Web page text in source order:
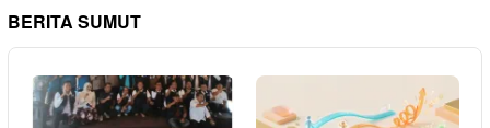
BERITA SUMUT